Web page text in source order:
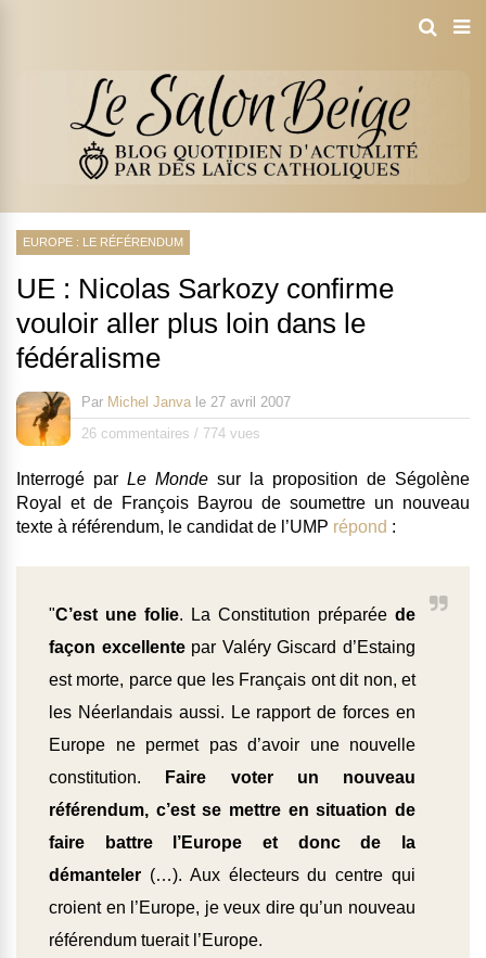
EUROPE : LE RÉFÉRENDUM
UE : Nicolas Sarkozy confirme
vouloir aller plus loin dans le
fédéralisme
Par Michel Janva le 27 avril 2007
26 commentaires / 774 vues
Interrogé par Le Monde sur la proposition de Ségolène
Royal et de François Bayrou de soumettre un nouveau
texte à référendum, le candidat de l’UMP répond :
"C’est une folie. La Constitution préparée de
façon excellentepar Valéry Giscard d’Estaing
est morte, parce que les Français ont dit non, et
les Néerlandais aussi. Le rapport de forces en
Europe ne permet pas d’avoir une nouvelle
constitution.
Faire voter un nouveau
référendum, c’est se mettre en situation de
faire battre l’Europe et donc de la
démanteler (…). Aux électeurs du centre qui
croient en l’Europe, je veux dire qu’un nouveau
référendum tuerait l’Europe.